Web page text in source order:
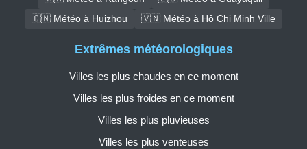
🇨🇳 Météo à Huizhou
🇻🇳 Météo à Hô Chi Minh Ville
Extrêmes météorologiques
Villes les plus chaudes en ce moment
Villes les plus froides en ce moment
Villes les plus pluvieuses
Villes les plus venteuses